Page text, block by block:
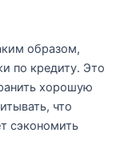
образом,
по кредиту. Это
хорошую
что
сэкономить